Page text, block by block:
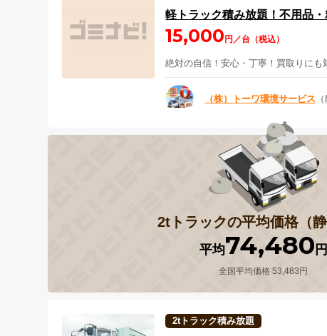
軽トラック積み放題！不用品
15,000 円／台（税込）
絶対の自信！安心・丁寧！買取りにも
（株）トーワ環境サービス
2tトラックの平均価格（静
平均74,480 円
全国平均価格 53,483円
2tトラック積み放題